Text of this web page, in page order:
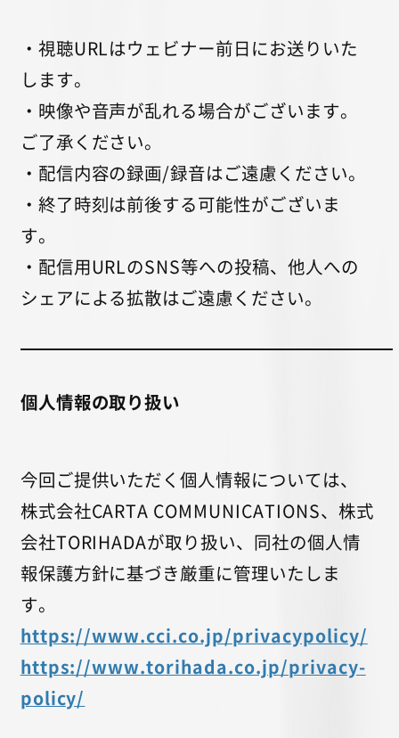
・視聴URLはウェビナー前日にお送りいた
します。
・映像や音声が乱れる場合がございます。
ご了承ください。
・配信内容の録画/録音はご遠慮ください。
・終了時刻は前後する可能性がございま
す。
・配信用URLのSNS等への投稿、他人への
シェアによる拡散はご遠慮ください。
個人情報の取り扱い
今回ご提供いただく個人情報については、
株式会社CARTA COMMUNICATIONS、株式
会社TORIHADAが取り扱い、同社の個人情
報保護方針に基づき厳重に管理いたしま
す。
https://www.cci.co.jp/privacypolicy/
https://www.torihada.co.jp/privacy-
policy/